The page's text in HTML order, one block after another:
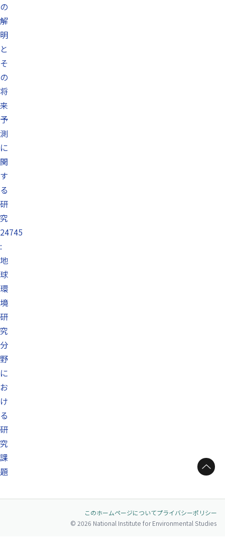
の
解
明
と
そ
の
将
来
予
測
に
関
す
る
研
究
24745
:
地
球
環
境
研
究
分
野
に
お
け
る
研
究
課
題
ページトップへ
このホームページについてプライバシーポリシー
© 2026 National Institute for Environmental Studies